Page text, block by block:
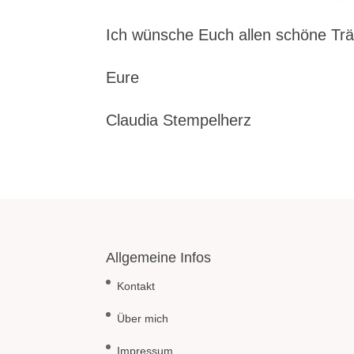
Ich wünsche Euch allen schöne
Eure
Claudia Stempelherz
Allgemeine Infos
Kontakt
Über mich
Impressum